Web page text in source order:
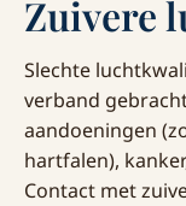
Zuivere
Slechte
verband
aandoeningen
hartfalen),
Contact met